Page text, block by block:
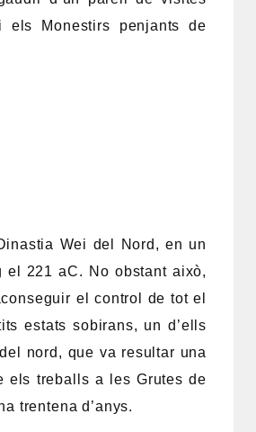
els Monestirs penjants de
Wei del Nord, en un
221 aC. No obstant això,
el control de tot el
estats sobirans, un d’ells
nord, que va resultar una
els treballs a les Grutes de
trentena d’anys.